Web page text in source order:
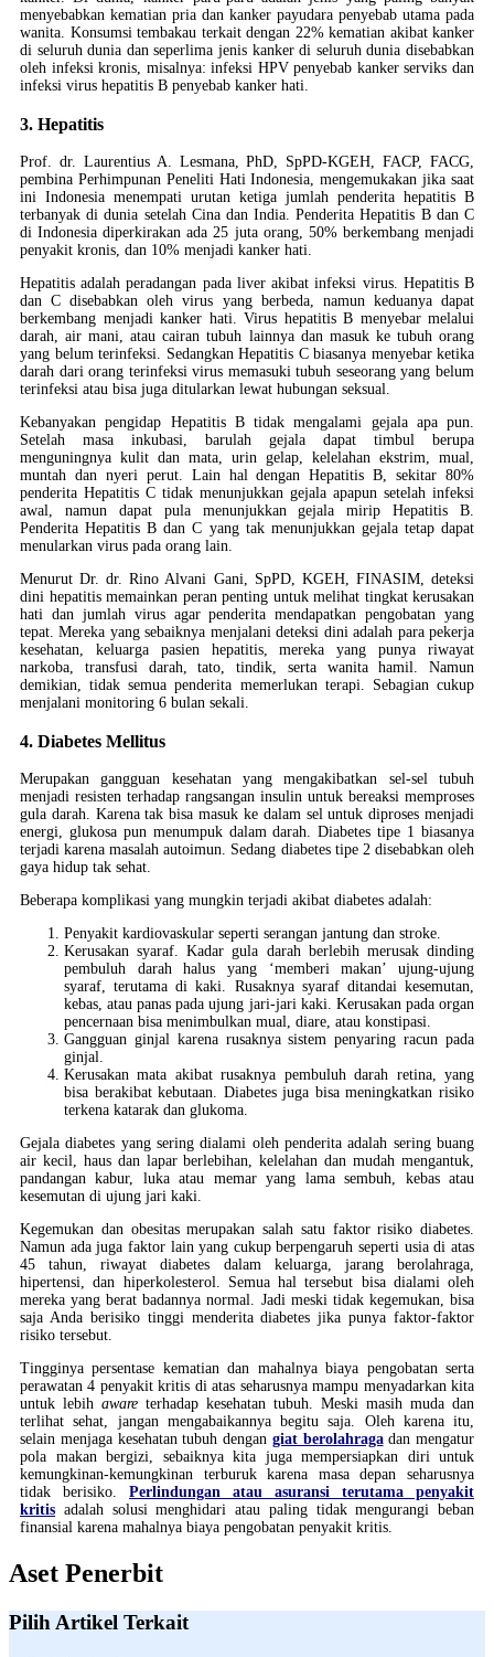
menyebabkan kematian pria dan kanker payudara penyebab utama pada
wanita. Konsumsi tembakau terkait dengan 22% kematian akibat kanker
di seluruh dunia dan seperlima jenis kanker di seluruh dunia disebabkan
oleh infeksi kronis, misalnya: infeksi HPV penyebab kanker serviks dan
infeksi virus hepatitis B penyebab kanker hati.
3. Hepatitis
Prof. dr. Laurentius A. Lesmana, PhD, SpPD-KGEH, FACP, FACG,
pembina Perhimpunan Peneliti Hati Indonesia, mengemukakan jika saat
ini Indonesia menempati urutan ketiga jumlah penderita hepatitis B
terbanyak di dunia setelah Cina dan India. Penderita Hepatitis B dan C
di Indonesia diperkirakan ada 25 juta orang, 50% berkembang menjadi
penyakit kronis, dan 10% menjadi kanker hati.
Hepatitis adalah peradangan pada liver akibat infeksi virus. Hepatitis B
dan C disebabkan oleh virus yang berbeda, namun keduanya dapat
berkembang menjadi kanker hati. Virus hepatitis B menyebar melalui
darah, air mani, atau cairan tubuh lainnya dan masuk ke tubuh orang
yang belum terinfeksi. Sedangkan Hepatitis C biasanya menyebar ketika
darah dari orang terinfeksi virus memasuki tubuh seseorang yang belum
terinfeksi atau bisa juga ditularkan lewat hubungan seksual.
Kebanyakan pengidap Hepatitis B tidak mengalami gejala apa pun.
Setelah masa inkubasi, barulah gejala dapat timbul berupa
menguningnya kulit dan mata, urin gelap, kelelahan ekstrim, mual,
muntah dan nyeri perut. Lain hal dengan Hepatitis B, sekitar 80%
penderita Hepatitis C tidak menunjukkan gejala apapun setelah infeksi
awal, namun dapat pula menunjukkan gejala mirip Hepatitis B.
Penderita Hepatitis B dan C yang tak menunjukkan gejala tetap dapat
menularkan virus pada orang lain.
Menurut Dr. dr. Rino Alvani Gani, SpPD, KGEH, FINASIM, deteksi
dini hepatitis memainkan peran penting untuk melihat tingkat kerusakan
hati dan jumlah virus agar penderita mendapatkan pengobatan yang
tepat. Mereka yang sebaiknya menjalani deteksi dini adalah para pekerja
kesehatan, keluarga pasien hepatitis, mereka yang punya riwayat
narkoba, transfusi darah, tato, tindik, serta wanita hamil. Namun
demikian, tidak semua penderita memerlukan terapi. Sebagian cukup
menjalani monitoring 6 bulan sekali.
4. Diabetes Mellitus
Merupakan gangguan kesehatan yang mengakibatkan sel-sel tubuh
menjadi resisten terhadap rangsangan insulin untuk bereaksi memproses
gula darah. Karena tak bisa masuk ke dalam sel untuk diproses menjadi
energi, glukosa pun menumpuk dalam darah. Diabetes tipe 1 biasanya
terjadi karena masalah autoimun. Sedang diabetes tipe 2 disebabkan oleh
gaya hidup tak sehat.
Beberapa komplikasi yang mungkin terjadi akibat diabetes adalah:
Penyakit kardiovaskular seperti serangan jantung dan stroke.
Kerusakan syaraf. Kadar gula darah berlebih merusak dinding
pembuluh darah halus yang ‘memberi makan’ ujung-ujung
syaraf, terutama di kaki. Rusaknya syaraf ditandai kesemutan,
kebas, atau panas pada ujung jari-jari kaki. Kerusakan pada organ
pencernaan bisa menimbulkan mual, diare, atau konstipasi.
Gangguan ginjal karena rusaknya sistem penyaring racun pada
ginjal.
Kerusakan mata akibat rusaknya pembuluh darah retina, yang
bisa berakibat kebutaan. Diabetes juga bisa meningkatkan risiko
terkena katarak dan glukoma.
Gejala diabetes yang sering dialami oleh penderita adalah sering buang
air kecil, haus dan lapar berlebihan, kelelahan dan mudah mengantuk,
pandangan kabur, luka atau memar yang lama sembuh, kebas atau
kesemutan di ujung jari kaki.
Kegemukan dan obesitas merupakan salah satu faktor risiko diabetes.
Namun ada juga faktor lain yang cukup berpengaruh seperti usia di atas
45 tahun, riwayat diabetes dalam keluarga, jarang berolahraga,
hipertensi, dan hiperkolesterol. Semua hal tersebut bisa dialami oleh
mereka yang berat badannya normal. Jadi meski tidak kegemukan, bisa
saja Anda berisiko tinggi menderita diabetes jika punya faktor-faktor
risiko tersebut.
Tingginya persentase kematian dan mahalnya biaya pengobatan serta
perawatan 4 penyakit kritis di atas seharusnya mampu menyadarkan kita
untuk lebih aware terhadap kesehatan tubuh. Meski masih muda dan
terlihat sehat, jangan mengabaikannya begitu saja. Oleh karena itu,
selain menjaga kesehatan tubuh dengan giat berolahragadan mengatur
pola makan bergizi, sebaiknya kita juga mempersiapkan diri untuk
kemungkinan-kemungkinan terburuk karena
masa depan seharusnya
tidak berisiko. Perlindungan atau asuransi terutama penyakit
kritis adalah solusi menghidari atau paling tidak mengurangi beban
finansial karena mahalnya biaya pengobatan penyakit kritis.
Aset Penerbit
Pilih Artikel Terkait